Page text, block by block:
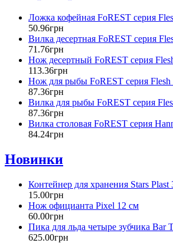
Ложка кофейная FoREST серия
50.96грн
Вилка десертная FoREST серия
71 .76грн
Нож десертный FoREST серия
113.36грн
Нож для рыбы FoREST серия Flesh
87.36грн
Вилка для рыбы FoREST серия
87.36грн
Вилка столовая FoREST серия
84.24грн
Новинки
Контейнер для хранения Stars
15.00грн
Нож официанта Pixel 12 см
60.00грн
Пика для льда четыре зубчика Bar
625.00грн